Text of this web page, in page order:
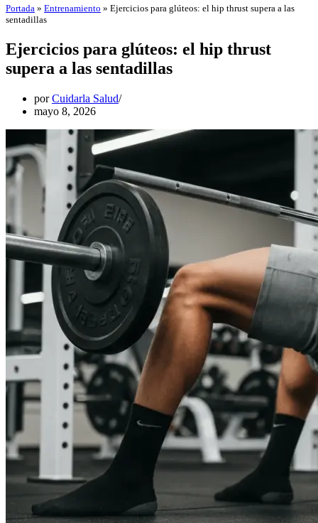
Portada » Entrenamiento » Ejercicios para glúteos: el hip thrust supera a las
sentadillas
Ejercicios para glúteos: el hip thrust
supera a las sentadillas
porCuidarla Salud
mayo 8, 2026